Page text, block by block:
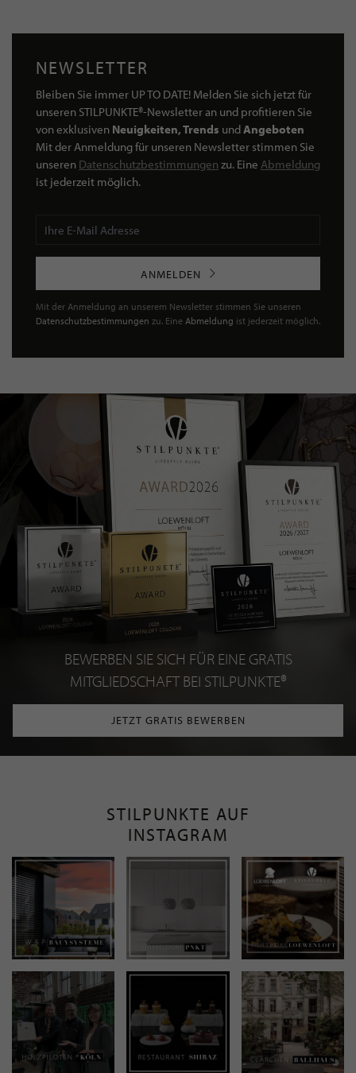
NEWSLETTER
Bleiben Sie immer UP TO DATE! Melden Sie sich jetzt für
unseren STILPUNKTE®-Newsletter an und profitieren Sie
von exklusiven Neuigkeiten, Trends undAngeboten
Mit der Anmeldung für unseren Newsletter stimmen Sie
unseren Datenschutzbestimmungen zu. Eine Abmeldung
ist jederzeit möglich.
ANMELDEN
Mit der Anmeldung an unserem Newsletter stimmen Sie unseren
Datenschutzbestimmungen zu. Eine Abmeldung ist jederzeit möglich.
BEWERBEN SIE SICH FÜR EINE GRATIS
MITGLIEDSCHAFT BEI STILPUNKTE®
JETZT GRATIS BEWERBEN
STILPUNKTE AUF
INSTAGRAM